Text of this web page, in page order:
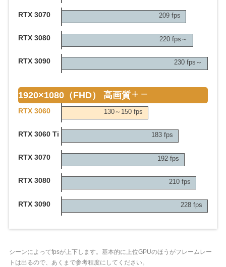
RTX 3070 209 fps
RTX 3080 220 fps～
RTX 3090 230 fps～
1920×1080（FHD） 高画質
RTX 3060 130～150 fps
RTX 3060 Ti 183 fps
RTX 3070 192 fps
RTX 3080 210 fps
RTX 3090 228 fps
シーンによってfpsが上下します。基本的に上位GPUのほうがフレームレー
トは出るので、あくまで参考程度にしてください。